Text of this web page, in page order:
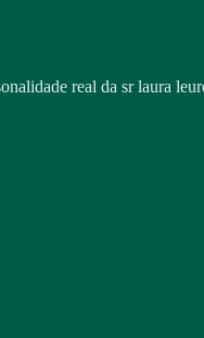
real da sr laura